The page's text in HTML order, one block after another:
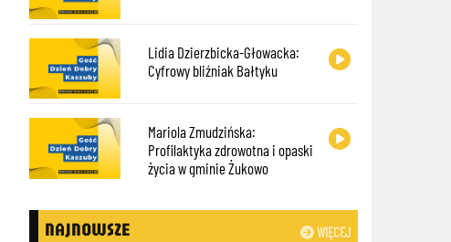
Lidia Dzierzbicka-Głowacka:
Cyfrowy bliźniak Bałtyku
Mariola Zmudzińska:
Profilaktyka zdrowotna i opaski
życia w gminie Żukowo
WIĘCEJ
NAJNOWSZE